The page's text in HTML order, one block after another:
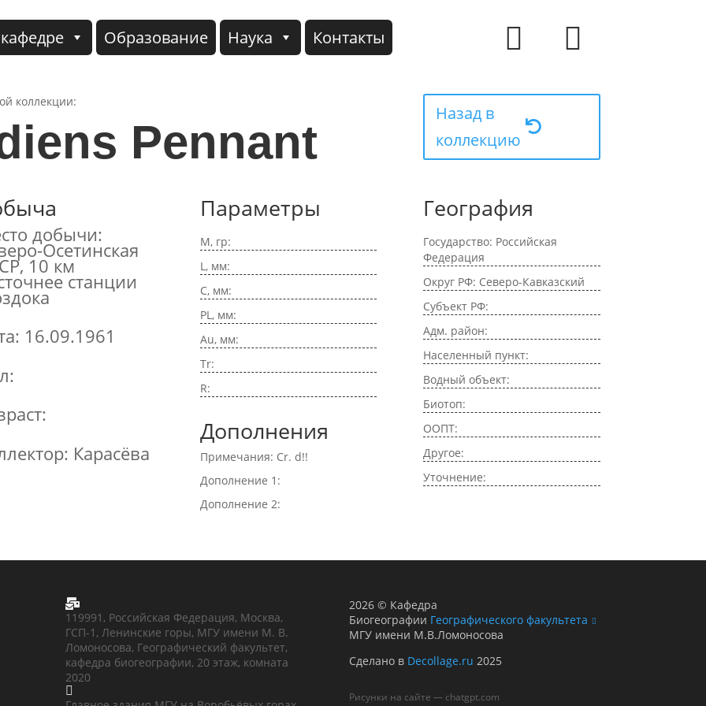
Образование Наука Контакты
коллекции:
Pennant
Назад в
коллекцию
добычи:
Осетинская
10 км
станции
16.09.1961
Карасёва
Параметры
M, гр:
L, мм:
C, мм:
PL, мм:
Au, мм:
Tr:
R:
Дополнения
Примечания: Cr. d!!
Дополнение 1:
Дополнение 2:
География
Государство: Российская
Федерация
Округ РФ: Северо-Кавказский
Субъект РФ:
Адм. район:
Населенный пункт:
Водный объект:
Биотоп:
ООПТ:
Другое:
Уточнение:

119991, Российская Федерация, Москва,
ГСП-1, Ленинские горы, МГУ имени М. В.
Ломоносова, Географический факультет,
кафедра биогеографии, 20 этаж, комната
2020

2026 © Кафедра
Биогеографии Географического факультета
МГУ имени М.В.Ломоносова
Сделано в Decollage.ru 2025
Рисунки на сайте — chatgpt.com